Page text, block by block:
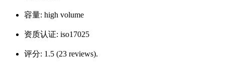
容量: high volume
资质认证: iso17025
评分: 1.5 (23 reviews).